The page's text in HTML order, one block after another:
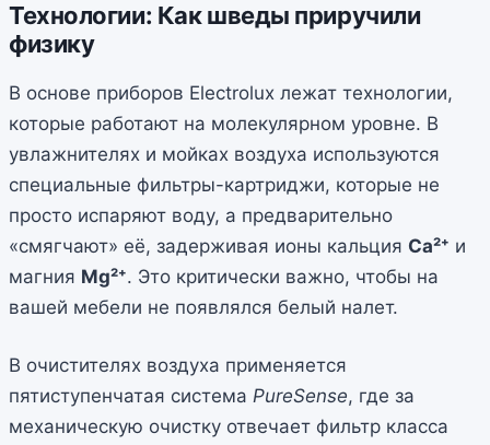
Технологии: Как шведы приручили
физику
В основе приборов Electrolux лежат технологии,
которые работают на молекулярном уровне. В
увлажнителях и мойках воздуха используются
специальные фильтры-картриджи, которые не
просто испаряют воду, а предварительно
«смягчают» её, задерживая ионы кальция Ca²⁺ и
магния Mg²⁺. Это критически важно, чтобы на
вашей мебели не появлялся белый налет.
В очистителях воздуха применяется
пятиступенчатая система PureSense, где за
механическую очистку отвечает фильтр класса